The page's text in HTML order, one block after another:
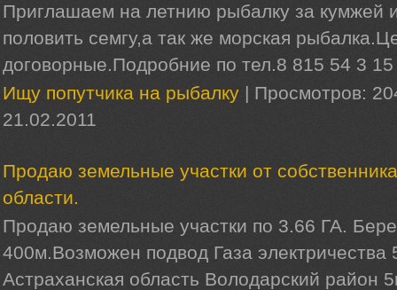
Приглашаем на летнию рыбалку за кумжей
половить семгу,а так же морская
договорные.Подробние по тел.8 815 54 3
Ищу попутчика на рыбалку | Просмотров:
21.02.2011
Продаю земельные участки от
области.
Продаю земельные участки по 3.66 ГА.
400м.Возможен подвод Газа
Астраханская область Володарский район